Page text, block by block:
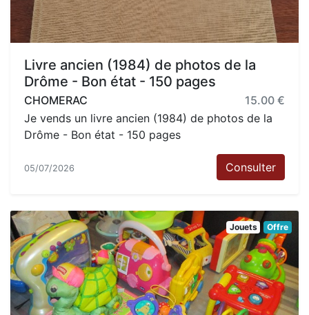
Livre ancien (1984) de photos de la
Drôme - Bon état - 150 pages
CHOMERAC
15.00 €
Je vends un livre ancien (1984) de photos de la
Drôme - Bon état - 150 pages
05/07/2026 Consulter
Jouets Offre